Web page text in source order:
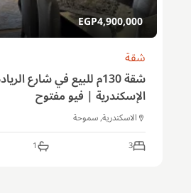
4,900,000
EGP
شقة
شقة 130م للبيع في شارع
الإسكندرية | فيو مفتوح
الاسكندرية, سموحة
3
1